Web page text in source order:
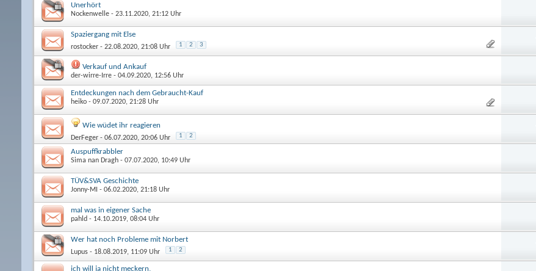
Unerhört
Nockenwelle - 23.11.2020, 21:12 Uhr
Spaziergang mit Else
rostocker - 22.08.2020, 21:08 Uhr 1 2 3
Verkauf und Ankauf
der-wirre-Irre - 04.09.2020, 12:56 Uhr
Entdeckungen nach dem Gebraucht-Kauf
heiko - 09.07.2020, 21:28 Uhr
Wie wüdet ihr reagieren
DerFeger - 06.07.2020, 20:06 Uhr 1 2
Auspuffkrabbler
Sima nan Dragh - 07.07.2020, 10:49 Uhr
TÜV&SVA Geschichte
Jonny-MI - 06.02.2020, 21:18 Uhr
mal was in eigener Sache
pahld - 14.10.2019, 08:04 Uhr
Wer hat noch Probleme mit Norbert
Lupus - 18.08.2019, 11:09 Uhr 1 2
ich will ja nicht meckern,